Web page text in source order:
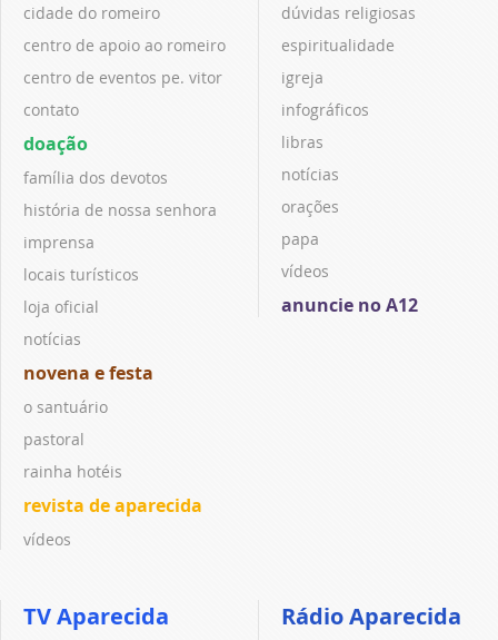
cidade do romeiro
centro de apoio ao romeiro
centro de eventos pe. vitor
contato
doação
família dos devotos
história de nossa senhora
imprensa
locais turísticos
loja oficial
notícias
novena e festa
o santuário
pastoral
rainha hotéis
revista de aparecida
vídeos
dúvidas religiosas
espiritualidade
igreja
infográficos
libras
notícias
orações
papa
vídeos
anuncie no A12
TV Aparecida Rádio Aparecida